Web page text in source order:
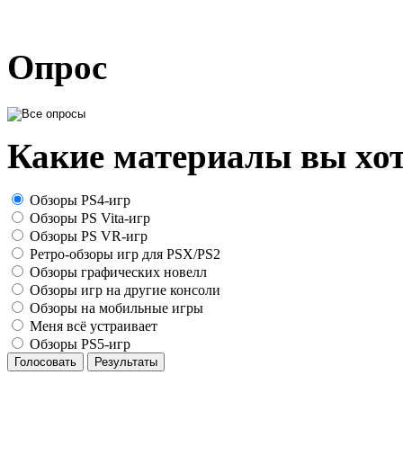
Опрос
Какие материалы вы
Обзоры PS4-игр
Обзоры PS Vita-игр
Обзоры PS VR-игр
Ретро-обзоры игр для PSX/PS2
Обзоры графических новелл
Обзоры игр на другие консоли
Обзоры на мобильные игры
Меня всё устраивает
Обзоры PS5-игр
Голосовать Результаты